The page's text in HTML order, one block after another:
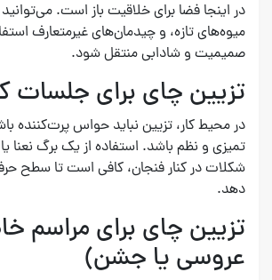
در اینجا فضا برای خلاقیت باز است.
میوه‌های تازه، و چیدمان‌های غیرمتعارف
صمیمیت و شادابی منتقل شود.
تزیین چای برای جلسات
در محیط کار، تزیین نباید حواس پرت‌کننده
تمیزی و نظم باشد. استفاده از یک برگ
شکلات در کنار فنجان، کافی است تا سطح
دهد.
تزیین چای برای مراسم
عروسی یا جشن)